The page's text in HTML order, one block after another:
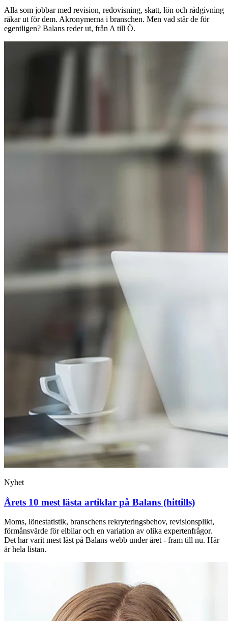
Alla som jobbar med revision, redovisning, skatt, lön och rådgivning
råkar ut för dem. Akronymerna i branschen. Men vad står de för
egentligen? Balans reder ut, från A till Ö.
Nyhet
Årets 10 mest lästa artiklar på Balans (hittills)
Moms, lönestatistik, branschens rekryteringsbehov, revisionsplikt,
förmånsvärde för elbilar och en variation av olika expertenfrågor.
Det har varit mest läst på Balans webb under året - fram till nu. Här
är hela listan.